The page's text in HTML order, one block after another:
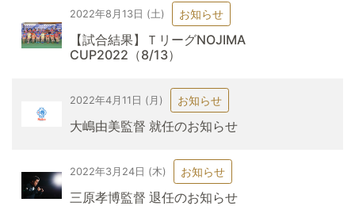
2022年8月13日 (土) お知らせ
【試合結果】ＴリーグNOJIMA
CUP2022（8/13）
2022年4月11日 (月) お知らせ
大嶋由美監督 就任のお知らせ
2022年3月24日 (木) お知らせ
三原孝博監督 退任のお知らせ